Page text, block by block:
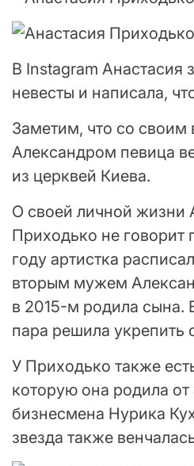
В Instagram Анастасия
невесты и написала,
Заметим, что со
Александром певица
из церквей Киева.
О своей личной жизни
Приходько не говорит
году артистка
вторым мужем
в 2015-м родила сына.
пара решила укрепить
У Приходько также
которую она родила от
бизнесмена Нурика
звезда также